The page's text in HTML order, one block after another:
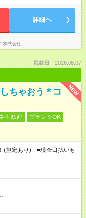
詳細へ
株式会社
掲載日：2026.08.07
NEW
ちゃおう＊コ
生歓迎
ブランクOK
(規定あり) ■現金日払いも